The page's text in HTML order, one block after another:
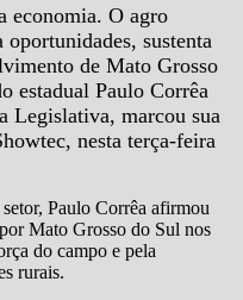
economia. O agro
sustenta
de Mato Grosso
estadual Paulo Corrêa
Legislativa, marcou sua
nesta terça-feira
Paulo Corrêa afirmou
Mato Grosso do Sul nos
do campo e pela
rurais.